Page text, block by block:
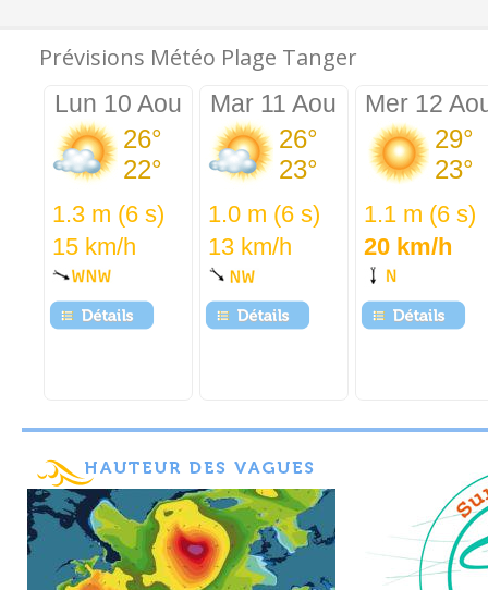
Prévisions Météo Plage Tanger
Lun 10 Aou
26°
22°
1.3 m (6 s)
15 km/h
Mar 11 Aou
26°
23°
1.0 m (6 s)
13 km/h
Mer 12
29°
23°
1.1 m (6 s)
20 km/h